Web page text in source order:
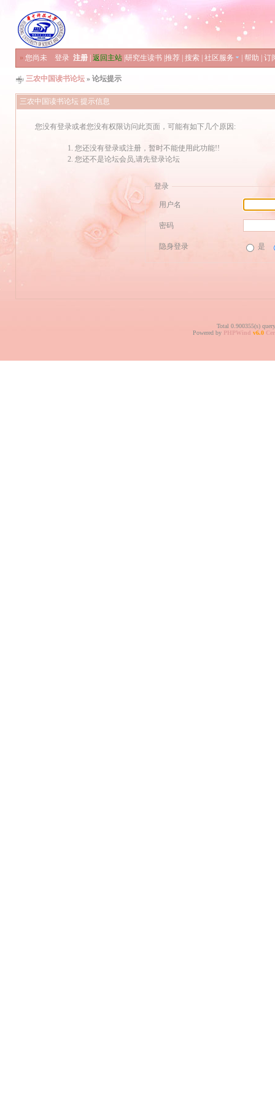
» 您尚未 登录 注册 返回主站 研究生读书 推荐 搜索 社区服务 帮助 订
三农中国读书论坛 » 论坛提示
三农中国读书论坛 提示信息
您没有登录或者您没有权限访问此页面，可能有如下几个原因:
您还没有登录或注册，暂时不能使用此功能!!
您还不是论坛会员,请先登录论坛
登录
用户名
密码
隐身登录 是
Total 0.900355(s)
Powered by PHPWind v6.0